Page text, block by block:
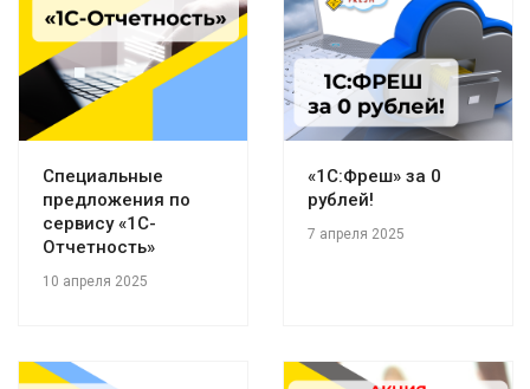
Специальные
предложения по
сервису «1С-
Отчетность»
10 апреля 2025
«1С:Фреш» за 0
рублей!
7 апреля 2025